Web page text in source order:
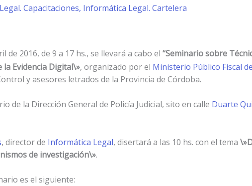
Capacitaciones, Informática Legal. Cartelera
de 2016, de 9 a 17 hs., se llevará a cabo el “Seminario sobre
Evidencia Digital\», organizado por el Ministerio Público Fiscal
y asesores letrados de la Provincia de Córdoba.
de la Dirección General de Policía Judicial, sito en calle Duarte
, director de Informática Legal, disertará a las 10 hs. con el tema
de investigación\».
es el siguiente: